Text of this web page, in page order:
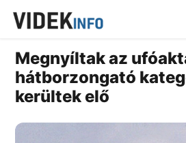
Megnyíltak az
hátborzongató
kerültek elő